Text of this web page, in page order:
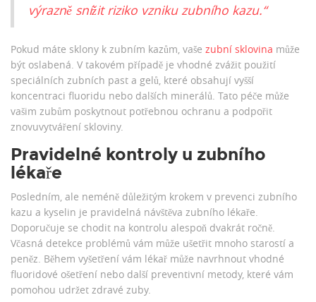
výrazně snížit riziko vzniku zubního kazu.“
Pokud máte sklony k zubním kazům, vaše zubní sklovina může
být oslabená. V takovém případě je vhodné zvážit použití
speciálních zubních past a gelů, které obsahují vyšší
koncentraci fluoridu nebo dalších minerálů. Tato péče může
vašim zubům poskytnout potřebnou ochranu a podpořit
znovuvytváření skloviny.
Pravidelné kontroly u zubního
lékaře
Posledním, ale neméně důležitým krokem v prevenci zubního
kazu a kyselin je pravidelná návštěva zubního lékaře.
Doporučuje se chodit na kontrolu alespoň dvakrát ročně.
Včasná detekce problémů vám může ušetřit mnoho starostí a
peněz. Během vyšetření vám lékař může navrhnout vhodné
fluoridové ošetření nebo další preventivní metody, které vám
pomohou udržet zdravé zuby.